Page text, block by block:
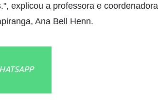
explicou a professora e coordenadora
Ana Bell Henn.